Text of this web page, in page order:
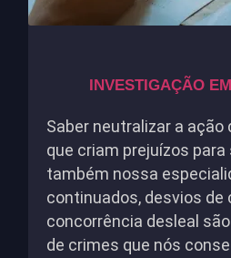
INVESTIGAÇÃO
Saber neutralizar a
que criam prejuízos
também nossa
continuados, desvios de
concorrência desleal
de crimes que nós